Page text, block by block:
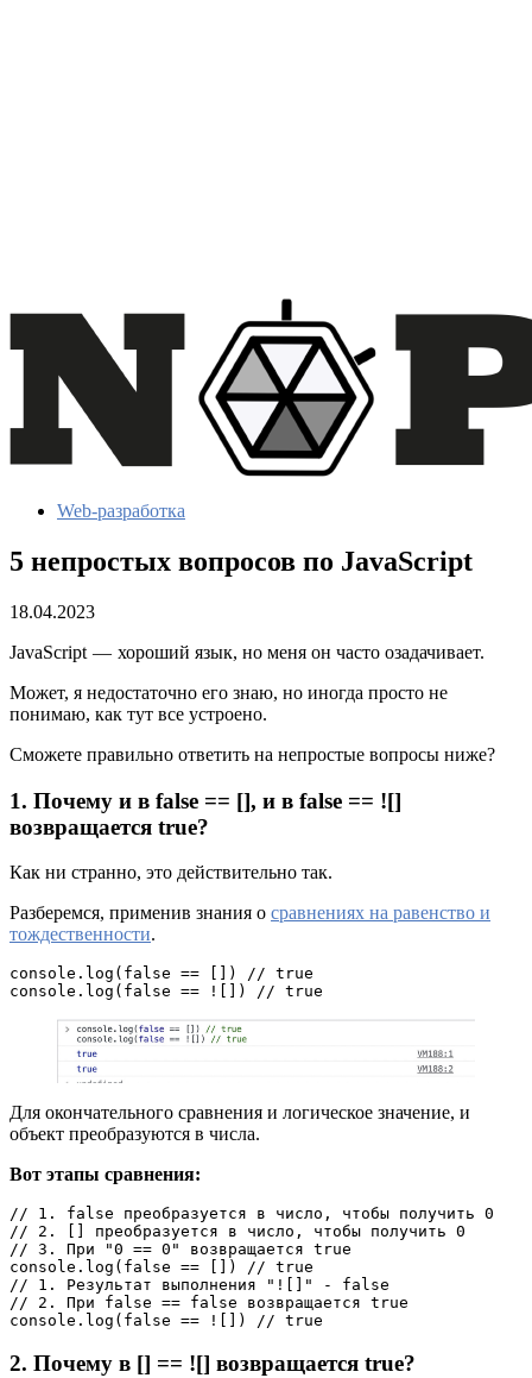
Web-разработка
5 непростых вопросов по JavaScript
18.04.2023
JavaScript — хороший язык, но меня он часто озадачивает.
Может, я недостаточно его знаю, но иногда просто не
понимаю, как тут все устроено.
Сможете правильно ответить на непростые вопросы ниже?
1. Почему и в false == [], и в false == ![]
возвращается true?
Как ни странно, это действительно так.
Разберемся, применив знания о сравнениях на равенство и
тождественности.
console.log(false == []) // true
console.log(false == ![]) // true
Для окончательного сравнения и логическое значение, и
объект преобразуются в числа.
Вот этапы сравнения:
// 1. false преобразуется в число, чтобы получить 0
// 2. [] преобразуется в число, чтобы получить 0
// 3. При "0 == 0" возвращается true
console.log(false == []) // true
// 1. Результат выполнения "![]" - false
// 2. При false == false возвращается true
console.log(false == ![]) // true
2. Почему в [] == ![] возвращается true?